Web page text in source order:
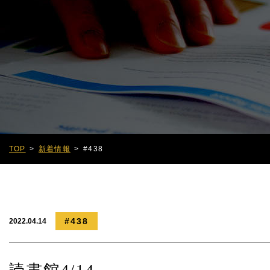
TOP 新着情報 #438
2022.04.14 #438